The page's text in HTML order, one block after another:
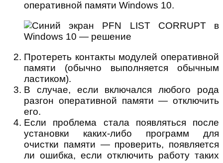
оперативной памяти Windows 10.
Протереть контакты модулей оперативной
памяти (обычно выполняется обычным
ластиком).
В случае, если включался любого рода
разгон оперативной памяти — отключить
его.
Если проблема стала появляться после
установки каких-либо программ для
очистки памяти — проверить, появляется
ли ошибка, если отключить работу таких